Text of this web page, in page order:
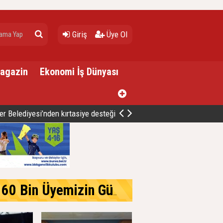
Giriş Üye Ol
Ekonomi İş Dünyası
Belediyesi’nden kırtasiye desteği
Üyemizle Birlikte Büyüteceğiz.